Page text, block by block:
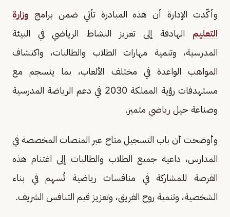
وأكّدت الإدارة أن هذه المبادرة تأتي ضمن برامج وزارة
التعليم الهادفة إلى تعزيز النشاط الرياضي في البيئة
المدرسية، وتنمية مهارات الطلاب والطالبات، واكتشاف
المواهب الواعدة في مختلف الألعاب، بما ينسجم مع
مستهدفات رؤية المملكة 2030 في دعم الرياضة المدرسية
وصناعة جيل رياضي متميز.
وأوضحت أن باب التسجيل متاح عبر المنصات المخصصة في
المدارس، داعية جميع الطلاب والطالبات إلى اغتنام هذه
الفرصة للمشاركة في منافسات رياضية تُسهم في بناء
الشخصية، وتنمية روح الفريق، وتعزيز قيم التنافس الشريف.